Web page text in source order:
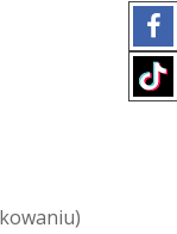
kowaniu)